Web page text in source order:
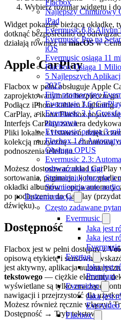
Flacbox
Najlepszy Chmurowy
iPad
Evermusic 6.8:
Evermusic Pro na
iOS
Evermusic osiąga 11
Flacbox Osiąga 1
5 Najlepszych
2025
Film promocyjny
Evermusic 3.6:
Evermusic 3.1:
zapasowa
Evermusic osiąga 3
Flacbox 1.6:
Obsługa OPUS
Evermusic 2.3:
odtwarzania i tagi
Strumieniuj muzykę z
Strumieniowanie
Dokumentacja
Często zadawane
Evermusic
Jaka jest
Jaka jest
Evertag
Jaka jest
Premium
Evervideo
Jaka jest
Evervideo
Flacbox
Wybierz rozmiar widgetu i
Widget pokazuje bieżącą okładkę,
dotknąć bezpośrednio do
działają również namacOSw
Apple CarPlay
Flacbox w pełni obsługuje Apple
zaprojektowanym do
Podłącz iPhone kablem Lightning
CarPlay, a ikona Flacbox pojawi
Interfejs CarPlay zawiera
Pliki lokalne i Ustawień, dzięki
kolekcją muzyczną — chmurową,
podnoszenia telefonu.
Możesz dostosować układ
sortowania, paginacja, kolor
okładki albumów i opcja
po podłączeniu do CarPlay
dźwięku).
Dostępność
Flacbox jest w pełni dostępny z
opisową etykietę i sensowną
jest aktywny, aplikacja
tekstowego — ciężkie elementy
wyświetlane są tylko znaczące
nawigacji i przejrzystość dla
Możesz również ręcznie włączyć
Dostępność → Tryb tekstowy.